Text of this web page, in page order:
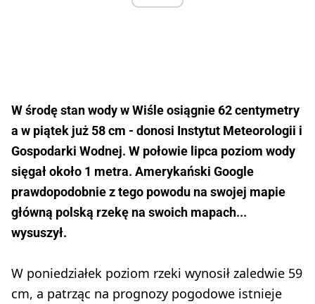
W środę stan wody w Wiśle osiągnie 62 centymetry
a w piątek już 58 cm - donosi Instytut Meteorologii i
Gospodarki Wodnej. W połowie lipca poziom wody
sięgał około 1 metra. Amerykański Google
prawdopodobnie z tego powodu na swojej mapie
główną polską rzekę na swoich mapach...
wysuszył.
W poniedziałek poziom rzeki wynosił zaledwie 59
cm, a patrząc na prognozy pogodowe istnieje